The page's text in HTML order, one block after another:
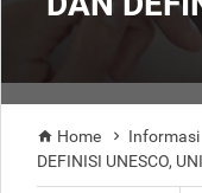
 Home  Informasi
DEFINISI UNESCO,